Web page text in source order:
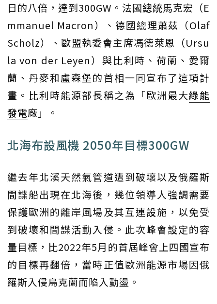
日的八倍，達到300GW。法國總統馬克宏（E
mmanuel Macron）、德國總理蕭茲（Olaf
Scholz）、歐盟執委會主席馮德萊恩（Ursu
la von der Leyen）與比利時、荷蘭、愛爾
蘭、丹麥和盧森堡的首相一同宣布了這項計
畫。比利時能源部長稱之為「歐洲最大綠能
發電廠」。
北海布設風機 2050年目標300GW
繼去年北溪天然氣管道遭到破壞以及俄羅斯
間諜船出現在北海後，幾位領導人強調需要
保護歐洲的離岸風場及其互連設施，以免受
到破壞和間諜活動入侵。此次峰會設定的容
量目標，比2022年5月的首屆峰會上四國宣布
的目標再翻倍，當時正值歐洲能源市場因俄
羅斯入侵烏克蘭而陷入動盪。